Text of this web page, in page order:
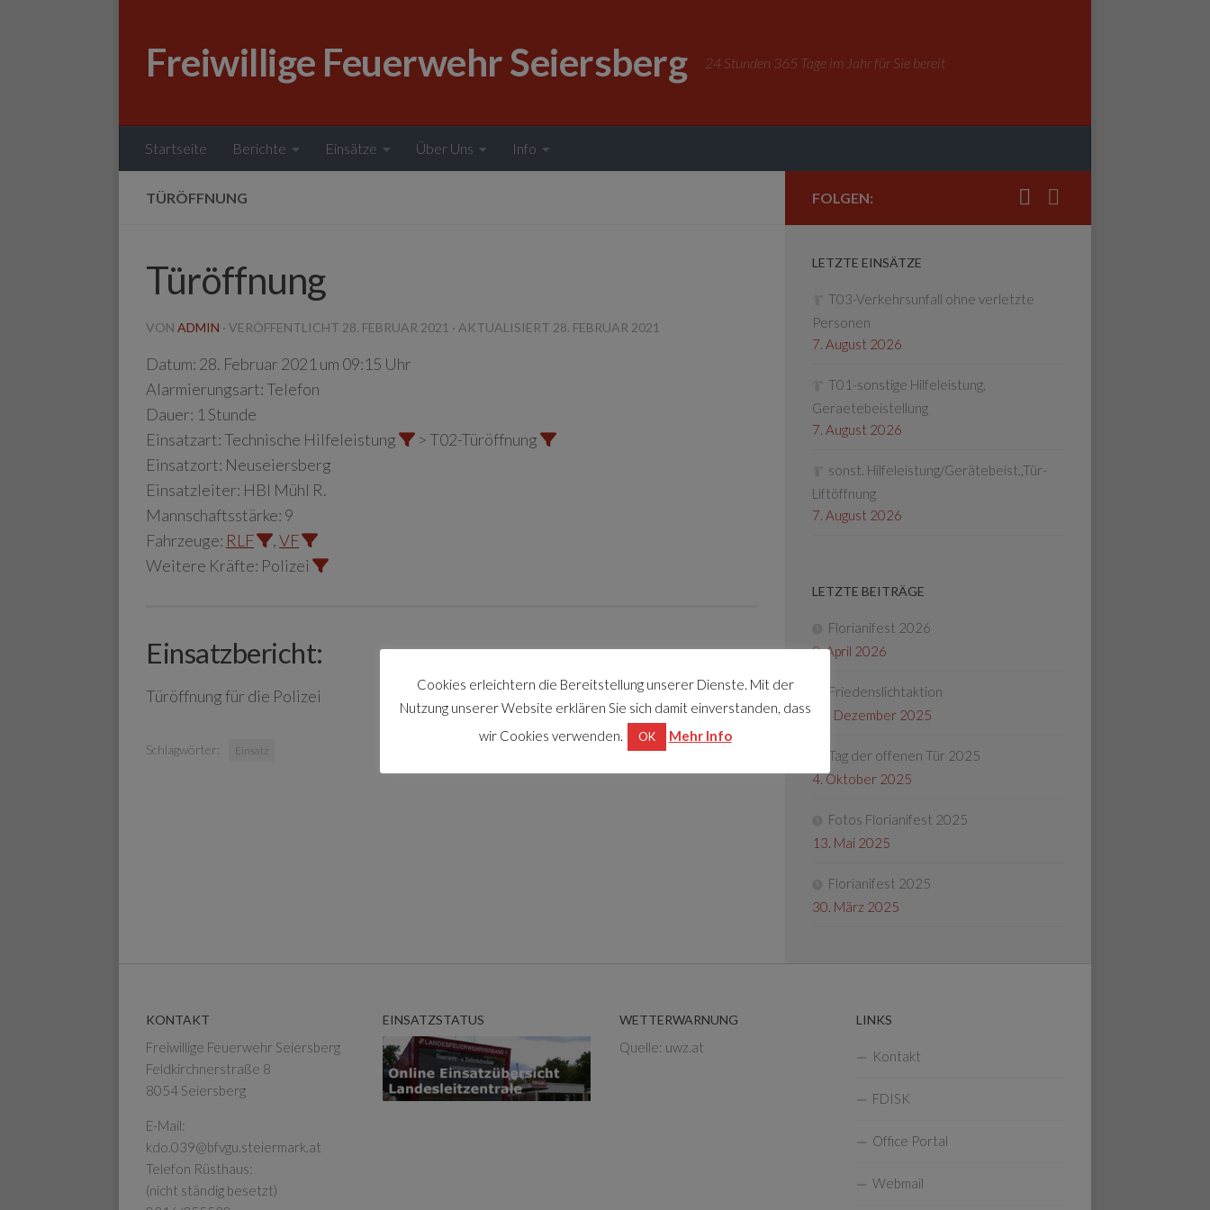
Freiwillige Feuerwehr Seiersberg 24 Stunden 365 Tage im Jahr für Sie bereit
Startseite Berichte Einsätze Über Uns Info
TÜRÖFFNUNG
Türöffnung
VON ADMIN · VERÖFFENTLICHT 28. FEBRUAR 2021 · AKTUALISIERT 28. FEBRUAR 2021
Datum: 28. Februar 2021 um 09:15 Uhr
Alarmierungsart:Telefon
Dauer: 1 Stunde
Einsatzart:Technische Hilfeleistung
> T02-Türöffnung
Einsatzort: Neuseiersberg
Einsatzleiter: HBI Mühl R.
Mannschaftsstärke: 9
Fahrzeuge: RLF ,VF
Weitere Kräfte: Polizei
Einsatzbericht:
Türöffnung für die Polizei
Schlagwörter: Einsatz
FOLGEN:
LETZTE EINSÄTZE
T03-Verkehrsunfall ohne verletzte
Personen
7. August 2026
T01-sonstige Hilfeleistung,
Geraetebeistellung
7. August 2026
sonst. Hilfeleistung/Gerätebeist.,Tür-
Liftöffnung
7. August 2026
LETZTE BEITRÄGE
Florianifest 2026
8. April 2026
Friedenslichtaktion
22. Dezember 2025
Tag der offenen Tür 2025
4. Oktober 2025
Fotos Florianifest 2025
13. Mai 2025
Florianifest 2025
30. März 2025
KONTAKT
Freiwillige Feuerwehr Seiersberg
Feldkirchnerstraße 8
8054 Seiersberg
E-Mail:
kdo.039@bfvgu.steiermark.at
Telefon Rüsthaus:
(nicht ständig besetzt)
EINSATZSTATUS WETTERWARNUNG
Quelle: uwz.at
LINKS
Kontakt
FDISK
Office Portal
Webmail
Cookies erleichtern die Bereitstellung unserer Dienste. Mit der
Nutzung unserer Website erklären Sie sich damit einverstanden, dass
wir Cookies verwenden.
OK Mehr Info